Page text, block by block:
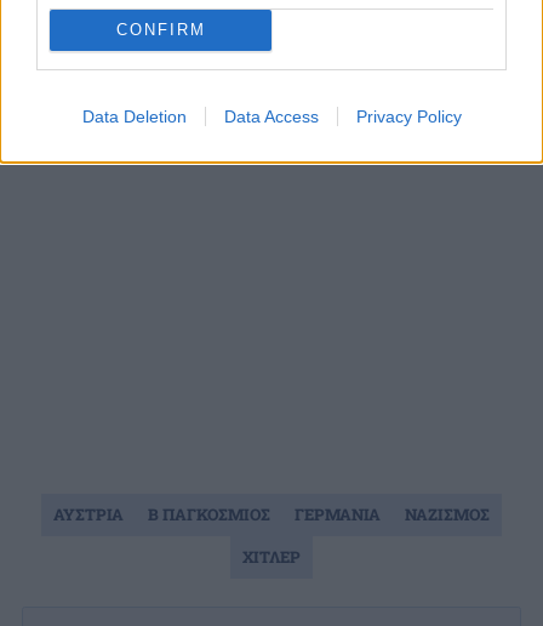
CONFIRM
Data Deletion Data Access Privacy Policy
ΦΑΚΕΛΟΣ ΚΥΠΡΟΥ 1974:Πως φθάσαμε στην
εισβολή του Αττίλα.Φωτογραφίες ντοκουμέντο.
ΔΙΑΦΗΜΙΣΗ
ΑΥΣΤΡΙΑ Β ΠΑΓΚΟΣΜΙΟΣ ΓΕΡΜΑΝΙΑ
ΝΑΖΙΣΜΟΣ
ΧΙΤΛΕΡ